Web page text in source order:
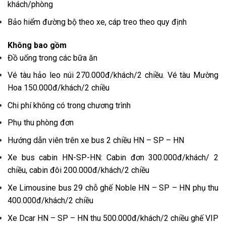
khách/phòng
Bảo hiểm đường bộ theo xe, cáp treo theo quy định
Không bao gồm
Đồ uống trong các bữa ăn
Vé tàu hảo leo núi 270.000đ/khách/2 chiều. Vé tàu Mường
Hoa 150.000đ/khách/2 chiều
Chi phí không có trong chương trình
Phụ thu phòng đơn
Hướng dẫn viên trên xe bus 2 chiều HN – SP – HN
Xe bus cabin HN-SP-HN: Cabin đơn 300.000đ/khách/ 2
chiều, cabin đôi 200.000đ/khách/2 chiều
Xe Limousine bus 29 chỗ ghế Noble HN – SP – HN phụ thu
400.000đ/khách/2 chiều
Xe Dcar HN – SP – HN thu 500.000đ/khách/2 chiều ghế VIP